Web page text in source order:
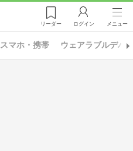
リーダー ログイン メニュー
スマホ・携帯 ウェアラブルデバ